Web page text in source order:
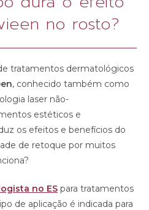
no rosto?
tratamentos dermatológicos
, conhecido também como
laser não-
estéticos e
os efeitos e benefícios do
de retoque por muitos
no ES para tratamentos
de aplicação é indicada para